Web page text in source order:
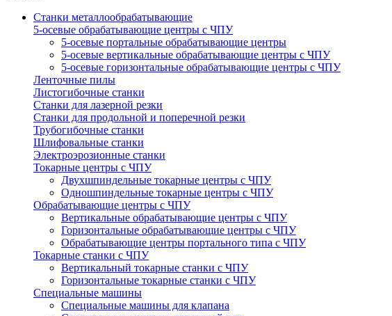
Станки металлообрабатывающие
5-осевые обрабатывающие центры с ЧПУ
5-осевые портальные обрабатывающие центры
5-осевые вертикальные обрабатывающие центры с ЧПУ
5-осевые горизонтальные обрабатывающие центры с ЧПУ
Ленточные пилы
Листогибочные станки
Станки для лазерной резки
Станки для продольной и поперечной резки
Трубогибочные станки
Шлифовальные станки
Электроэрозионные станки
Токарные центры с ЧПУ
Двухшпиндельные токарные центры с ЧПУ
Одношпиндельные токарные центры с ЧПУ
Обрабатывающие центры с ЧПУ
Вертикальные обрабатывающие центры с ЧПУ
Горизонтальные обрабатывающие центры с ЧПУ
Обрабатывающие центры портального типа с ЧПУ
Токарные станки с ЧПУ
Вертикальный токарные станки с ЧПУ
Горизонтальные токарные станки с ЧПУ
Специальные машины
Специальные машины для клапана